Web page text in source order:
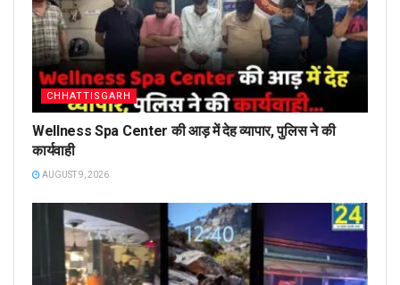
CHHATTISGARH
Wellness Spa Center की आड़ में देह व्यापार, पुलिस ने की
कार्यवाही
AUGUST 9, 2026